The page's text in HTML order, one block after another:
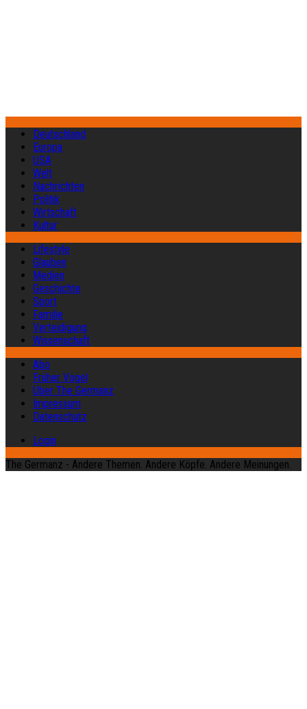
Deutschland
Europa
USA
Welt
Nachrichten
Politik
Wirtschaft
Kultur
Lifestyle
Glauben
Medien
Geschichte
Sport
Familie
Verteidigung
Wissenschaft
Abo
Früher Vogel
Über The Germanz
Impressum
Datenschutz
Login
The Germanz - Andere Themen. Andere Köpfe. Andere Meinungen.